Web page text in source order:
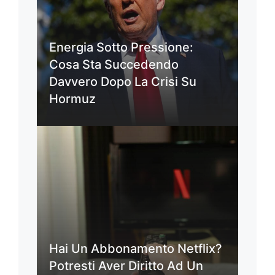
Energia Sotto Pressione:
Cosa Sta Succedendo
Davvero Dopo La Crisi Su
Hormuz
Hai Un Abbonamento Netflix?
Potresti Aver Diritto Ad Un